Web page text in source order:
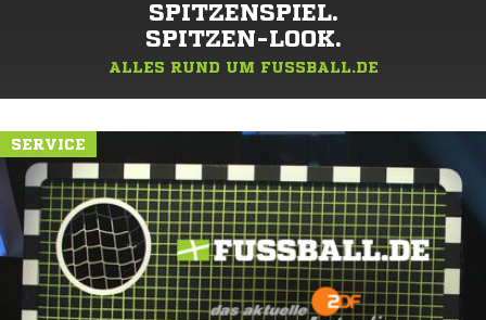
SPITZENSPIEL.
SPITZEN-LOOK.
ALLES RUND UM FUSSBALL.DE
SERVICE